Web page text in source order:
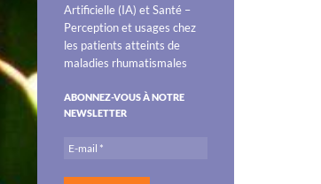
Artificielle (IA) et Santé –
Perception et usages chez
les patients atteints de
maladies rhumatismales
ABONNEZ-VOUS À NOTRE
NEWSLETTER